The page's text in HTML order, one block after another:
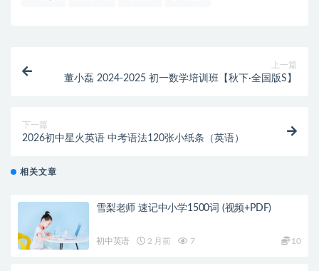
上一篇
董小磊 2024-2025 初一数学培训班【秋下·全国版S】
下一篇
2026初中星火英语 中考语法120张小纸条（英语）
相关文章
雪梨老师 速记中小学1500词 (视频+PDF)
初中英语 2 月前 7 10